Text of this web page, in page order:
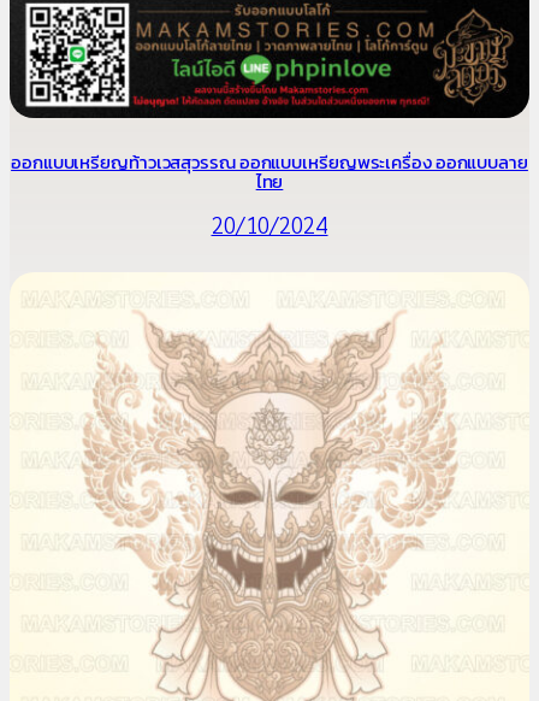
ออกแบบเหรียญท้าวเวสสุวรรณ ออกแบบเหรียญพระเครื่อง ออกแบบลาย
ไทย
20/10/2024